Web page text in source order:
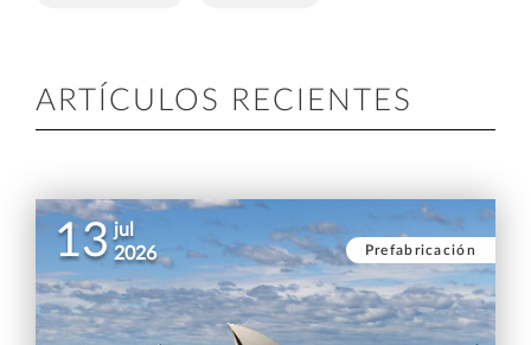
ARTÍCULOS RECIENTES
13 jul
2026
Prefabricación